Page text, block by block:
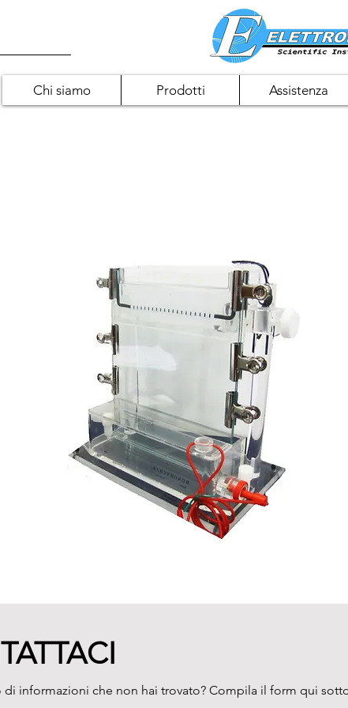
Chi siamo Prodotti Assistenza
di informazioni che non hai trovato? Compila il form qui